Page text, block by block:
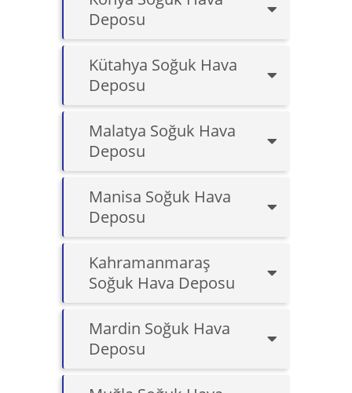
Deposu
Kütahya Soğuk Hava
Deposu
Malatya Soğuk Hava
Deposu
Manisa Soğuk Hava
Deposu
Kahramanmaraş
Soğuk Hava Deposu
Mardin Soğuk Hava
Deposu